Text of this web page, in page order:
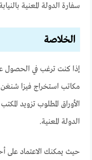
سفارة الدولة المعنية
الخلاصة
إذا كنت ترغب في الحصول
مكاتب استخراج فيزا
الأوراق المطلوب تزويد
الدولة المعنية.
حيث يمكنك الاعتماد